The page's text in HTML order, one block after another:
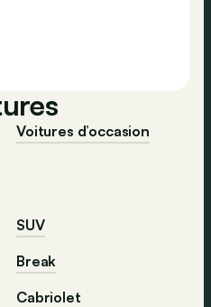
Voitures d’occasion
SUV
Break
Cabriolet